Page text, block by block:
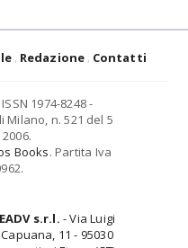
Redazione Contatti
1974-8248 -
n. 521 del 5
Books. Partita Iva
EADV s.r.l. - Via Luigi
Capuana, 11 - 95030